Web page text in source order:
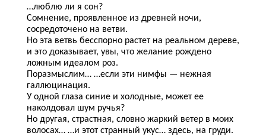
…люблю ли я сон?
Сомнение, проявленное из древней ночи,
сосредоточено на ветви.
Но эта ветвь бесспорно растет на реальном дереве,
и это доказывает, увы, что желание рождено
ложным идеалом роз.
Поразмыслим… …если эти нимфы — нежная
галлюцинация.
У одной глаза синие и холодные, может ее
наколдовал шум ручья?
Но другая, страстная, словно жаркий ветер в моих
волосах… …и этот странный укус… здесь, на груди.